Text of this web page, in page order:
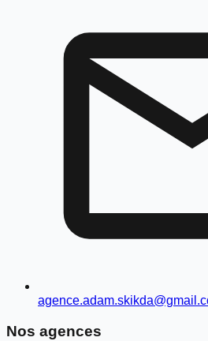
Nos agences